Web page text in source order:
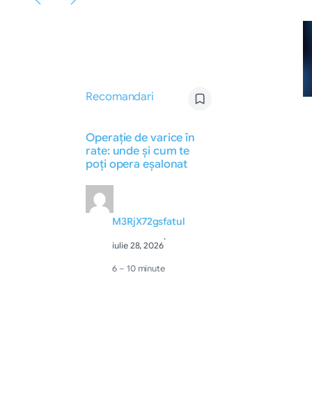
Recomandari
Operație de varice în
rate: unde și cum te
poți opera eșalonat
M3RjX72gsfatul
iulie 28, 2026
·
6 – 10 minute